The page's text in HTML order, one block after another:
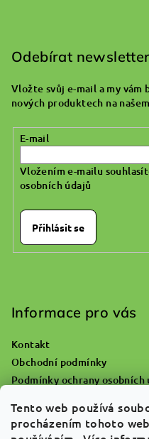
Tento web používá
procházením tohoto
Odebírat newsletter
Vložte svůj e-mail a my
nových produktech na
E-mail
Vložením e-mailu
osobních údajů
Přihlásit se
Informace pro vás
Kontakt
Obchodní podmínky
Podmínky ochrany osobních
Reklamace a vrácení zboží
O nás